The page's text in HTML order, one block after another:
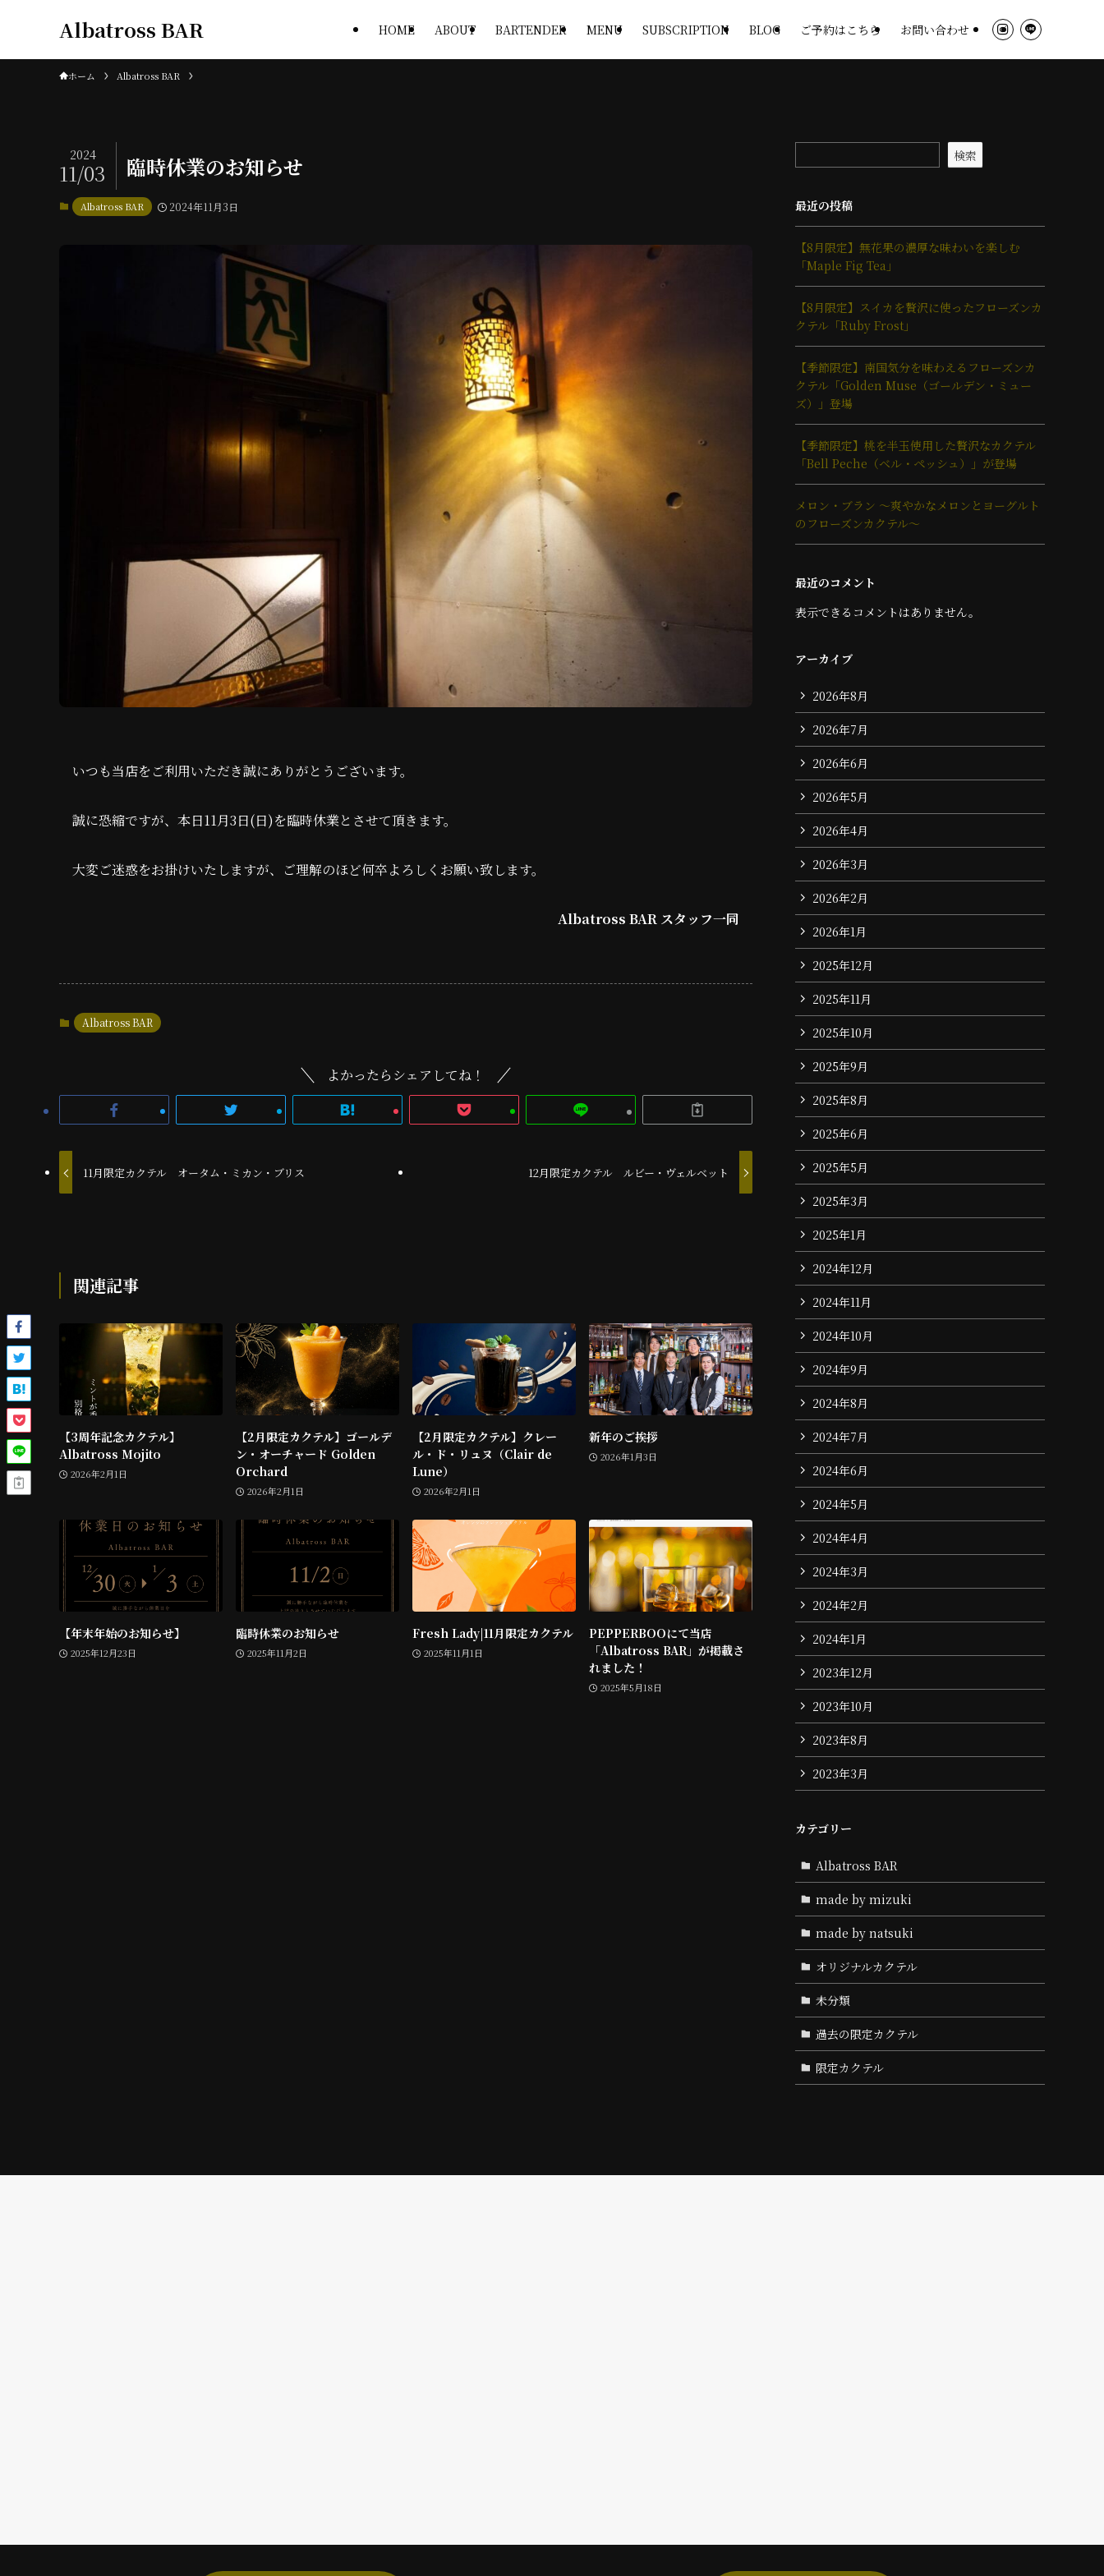
Albatross BAR HOME ABOUT BARTENDER MENU SUBSCRIPTION BLOG ご予約はこちら お問い合わせ
ホーム Albatross BAR
臨時休業のお知らせ
2024
11/03
Albatross BAR 2024年11月3日
いつも当店をご利用いただき誠にありがとうございます。
誠に恐縮ですが、本日11月3日(日)を臨時休業とさせて頂きます。
大変ご迷惑をお掛けいたしますが、ご理解のほど何卒よろしくお願い致します。
Albatross BAR スタッフ一同
Albatross BAR
よかったらシェアしてね！
11月限定カクテル オータム・ミカン・ブリス 12月限定カクテル ルビー・ヴェルベット
関連記事
【3周年記念カクテル】
Albatross Mojito
2026年2月1日
【2月限定カクテル】ゴールデ
ン・オーチャード Golden
Orchard
2026年2月1日
【2月限定カクテル】クレー
ル・ド・リュヌ（Clair de
Lune）
2026年2月1日
新年のご挨拶
2026年1月3日
【年末年始のお知らせ】
2025年12月23日
臨時休業のお知らせ
2025年11月2日
Fresh Lady|11月限定カクテル
2025年11月1日
PEPPERBOOにて当店
「Albatross BAR」が掲載さ
れました！
2025年5月18日
検索
最近の投稿
【8月限定】無花果の濃厚な味わいを楽しむ
「Maple Fig Tea」
【8月限定】スイカを贅沢に使ったフローズンカ
クテル「Ruby Frost」
【季節限定】南国気分を味わえるフローズンカ
クテル「Golden Muse（ゴールデン・ミュー
ズ）」登場
【季節限定】桃を半玉使用した贅沢なカクテル
「Bell Peche（ベル・ペッシュ）」が登場
メロン・ブラン ～爽やかなメロンとヨーグルト
のフローズンカクテル～
最近のコメント
表示できるコメントはありません。
アーカイブ
2026年8月
2026年7月
2026年6月
2026年5月
2026年4月
2026年3月
2026年2月
2026年1月
2025年12月
2025年11月
2025年10月
2025年9月
2025年8月
2025年6月
2025年5月
2025年3月
2025年1月
2024年12月
2024年11月
2024年10月
2024年9月
2024年8月
2024年7月
2024年6月
2024年5月
2024年4月
2024年3月
2024年2月
2024年1月
2023年12月
2023年10月
2023年8月
2023年3月
カテゴリー
Albatross BAR
made by mizuki
made by natsuki
オリジナルカクテル
未分類
過去の限定カクテル
限定カクテル